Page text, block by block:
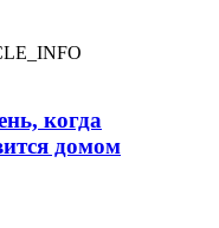
когда
домом